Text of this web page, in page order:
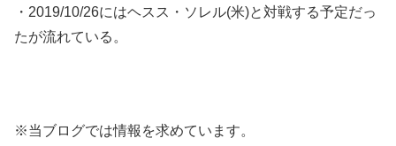
・2019/10/26にはヘスス・ソレル(米)と対戦する予定だっ
たが流れている。
※当ブログでは情報を求めています。